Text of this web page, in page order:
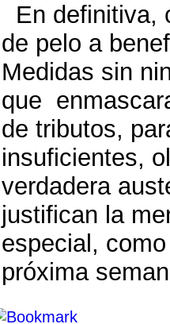
En definitiva,
de pelo a
Medidas sin
que
de tributos,
insuficientes,
verdadera
justifican la
especial,
próxima